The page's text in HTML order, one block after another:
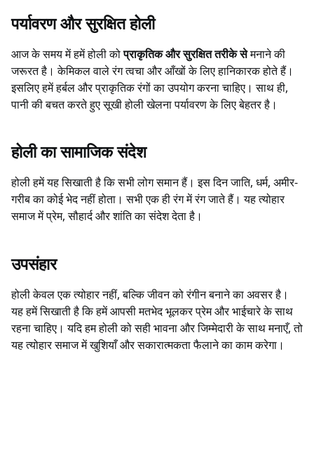
पर्यावरण और सुरक्षित होली
आज के समय में हमें होली कोप्राकृतिक और सुरक्षित तरीके सेमनाने की
जरूरत है। केमिकल वाले रंग त्वचा और आँखों के लिए हानिकारक होते हैं।
इसलिए हमें हर्बल और प्राकृतिक रंगों का उपयोग करना चाहिए। साथ ही,
पानी की बचत करते हुए सूखी होली खेलना पर्यावरण के लिए बेहतर है।
होली का सामाजिक संदेश
होली हमें यह सिखाती है कि सभी लोग समान हैं। इस दिन जाति, धर्म, अमीर-
गरीब का कोई भेद नहीं होता। सभी एक ही रंग में रंग जाते हैं। यह त्योहार
समाज में प्रेम, सौहार्द और शांति का संदेश देता है।
उपसंहार
होली केवल एक त्योहार नहीं, बल्कि जीवन को रंगीन बनाने का अवसर है।
यह हमें सिखाती है कि हमें आपसी मतभेद भूलकर प्रेम और भाईचारे के साथ
रहना चाहिए। यदि हम होली को सही भावना और जिम्मेदारी के साथ मनाएँ, तो
यह त्योहार समाज में खुशियाँ और सकारात्मकता फैलाने का काम करेगा।